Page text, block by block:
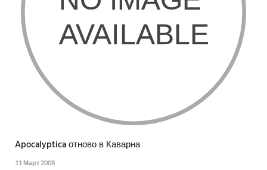
Apocalyptica отново в Каварна
11 Март 2008